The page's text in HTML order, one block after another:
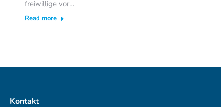
freiwillige vor…
Read more
Kontakt